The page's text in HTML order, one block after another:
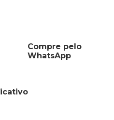
Compre pelo
WhatsApp